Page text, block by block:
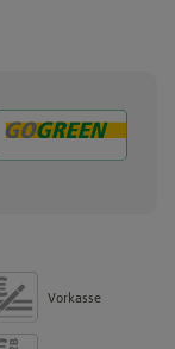
Vorkasse